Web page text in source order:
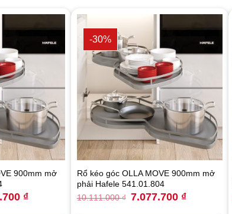
900mm mở
₫Current
-30%
Rổ kéo góc OLLA MOVE 900mm mở
phải Hafele 541.01.804
10.111.000₫ Original
price
7.077.700 ₫Current